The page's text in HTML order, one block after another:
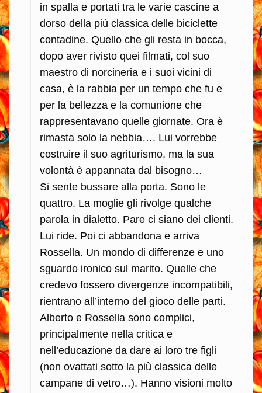
in spalla e portati tra le varie cascine a
dorso della più classica delle biciclette
contadine. Quello che gli resta in bocca,
dopo aver rivisto quei filmati, col suo
maestro di norcineria e i suoi vicini di
casa, è la rabbia per un tempo che fu e
per la bellezza e la comunione che
rappresentavano quelle giornate. Ora è
rimasta solo la nebbia…. Lui vorrebbe
costruire il suo agriturismo, ma la sua
volontà è appannata dal bisogno…
Si sente bussare alla porta. Sono le
quattro. La moglie gli rivolge qualche
parola in dialetto. Pare ci siano dei clienti.
Lui ride. Poi ci abbandona e arriva
Rossella. Un mondo di differenze e uno
sguardo ironico sul marito. Quelle che
credevo fossero divergenze incompatibili,
rientrano all’interno del gioco delle parti.
Alberto e Rossella sono complici,
principalmente nella critica e
nell’educazione da dare ai loro tre figli
(non ovattati sotto la più classica delle
campane di vetro…). Hanno visioni molto